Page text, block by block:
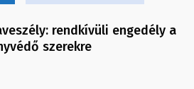
rendkívüli engedély a
szerekre